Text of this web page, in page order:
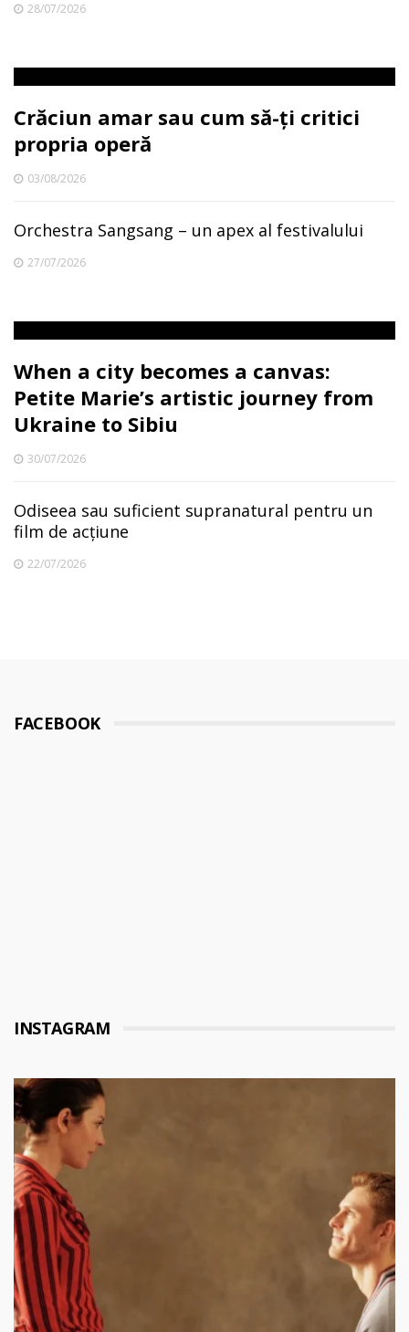
28/07/2026
Crăciun amar sau cum să-ți critici
propria operă
03/08/2026
Orchestra Sangsang – un apex al festivalului
27/07/2026
When a city becomes a canvas:
Petite Marie’s artistic journey from
Ukraine to Sibiu
30/07/2026
Odiseea sau suficient supranatural pentru un
film de acțiune
22/07/2026
FACEBOOK
INSTAGRAM